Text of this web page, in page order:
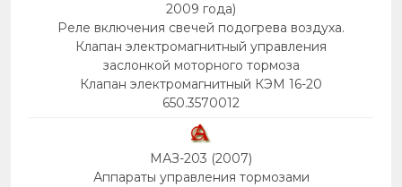
2009 года)
Реле включения свечей подогрева воздуха.
Клапан электромагнитный управления
заслонкой моторного тормоза
Клапан электромагнитный КЭМ 16-20
650.3570012
МАЗ-203 (2007)
Аппараты управления тормозами